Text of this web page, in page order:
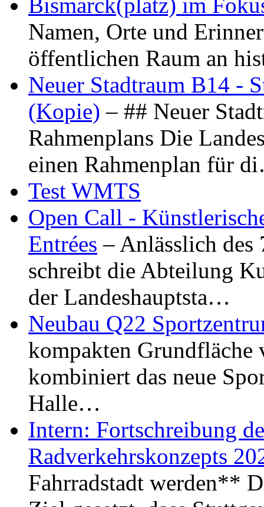
Namen, Orte und
öffentlichen Raum an
Neuer Stadtraum B14 -
(Kopie) – ## Neuer
Rahmenplans Die
einen Rahmenplan für
Test WMTS
Open Call -
Entrées – Anlässlich
schreibt die Abteilung
der Landeshauptsta…
Neubau Q22
kompakten Grundfläche
kombiniert das neue
Halle…
Intern: Fortschreibung
Radverkehrskonzepts
Fahrradstadt werden**